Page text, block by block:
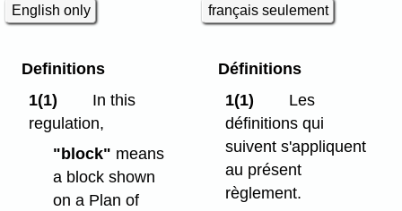
English only français seulement
Definitions
1(1)
In this
regulation,
"block" means
a block shown
on a Plan of
Définitions
1(1)
Les
définitions qui
suivent s'appliquent
au présent
règlement.